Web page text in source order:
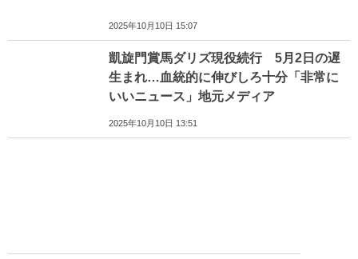
2025年10月10日 15:07
凱旋門賞馬ダリズ現役続行 5月2日の遅
生まれ…血統的に伸びしろ十分「非常に
いいニュース」地元メディア
2025年10月10日 13:51